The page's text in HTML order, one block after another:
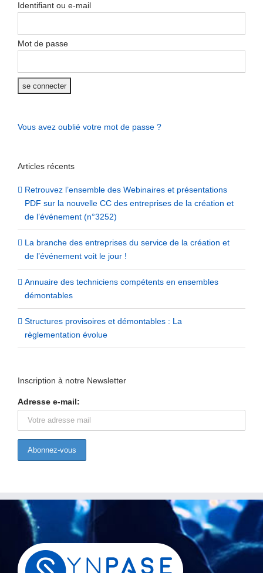
Identifiant ou e-mail
Mot de passe
Vous avez oublié votre mot de passe ?
Articles récents
Retrouvez l’ensemble des Webinaires et présentations
PDF sur la nouvelle CC des entreprises de la création et
de l’événement (n°3252)
La branche des entreprises du service de la création et
de l’événement voit le jour !
Annuaire des techniciens compétents en ensembles
démontables
Structures provisoires et démontables : La
règlementation évolue
Inscription à notre Newsletter
Adresse e-mail: